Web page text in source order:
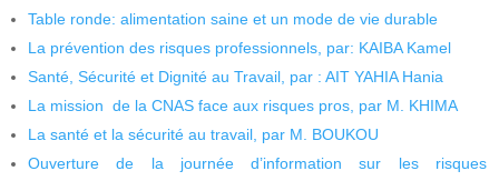
Table ronde: alimentation saine et un mode de vie durable
La prévention des risques professionnels, par: KAIBA Kamel
Santé, Sécurité et Dignité au Travail, par : AIT YAHIA Hania
La mission de la CNAS face aux risques pros, par M. KHIMA
La santé et la sécurité au travail, par M. BOUKOU
Ouverture de la journée d’information sur les risques